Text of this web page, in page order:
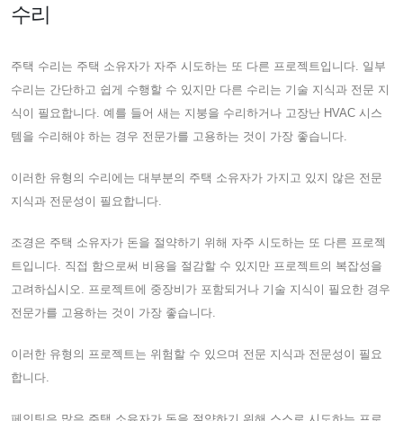
수리
주택 수리는 주택 소유자가 자주 시도하는 또 다른 프로젝트입니다. 일부
수리는 간단하고 쉽게 수행할 수 있지만 다른 수리는 기술 지식과 전문 지
식이 필요합니다. 예를 들어 새는 지붕을 수리하거나 고장난 HVAC 시스
템을 수리해야 하는 경우 전문가를 고용하는 것이 가장 좋습니다.
이러한 유형의 수리에는 대부분의 주택 소유자가 가지고 있지 않은 전문
지식과 전문성이 필요합니다.
조경은 주택 소유자가 돈을 절약하기 위해 자주 시도하는 또 다른 프로젝
트입니다. 직접 함으로써 비용을 절감할 수 있지만 프로젝트의 복잡성을
고려하십시오. 프로젝트에 중장비가 포함되거나 기술 지식이 필요한 경우
전문가를 고용하는 것이 가장 좋습니다.
이러한 유형의 프로젝트는 위험할 수 있으며 전문 지식과 전문성이 필요
합니다.